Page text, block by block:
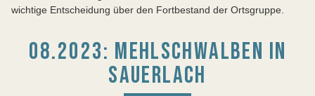
wichtige Entscheidung über den Fortbestand der Ortsgruppe.
08.2023: MEHLSCHWALBEN IN
SAUERLACH